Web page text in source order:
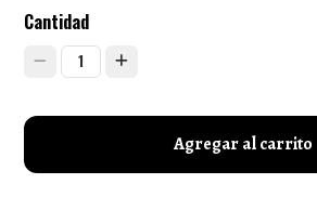
Cantidad
1
Agregar al carrito